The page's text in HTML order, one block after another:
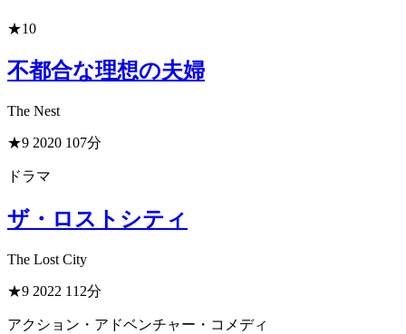
★10
不都合な理想の夫婦
The Nest
★9 2020 107分
ドラマ
ザ・ロストシティ
The Lost City
★9 2022 112分
アクション・アドベンチャー・コメディ